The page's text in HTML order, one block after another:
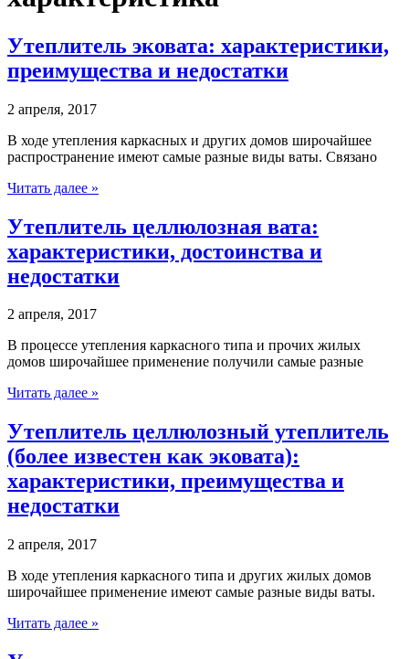
Утеплитель эковата: характеристики,
преимущества и недостатки
2 апреля, 2017
В ходе утепления каркасных и других домов широчайшее
распространение имеют самые разные виды ваты. Связано
Читать далее »
Утеплитель целлюлозная вата:
характеристики, достоинства и
недостатки
2 апреля, 2017
В процессе утепления каркасного типа и прочих жилых
домов широчайшее применение получили самые разные
Читать далее »
Утеплитель целлюлозный утеплитель
(более известен как эковата):
характеристики, преимущества и
недостатки
2 апреля, 2017
В ходе утепления каркасного типа и других жилых домов
широчайшее применение имеют самые разные виды ваты.
Читать далее »